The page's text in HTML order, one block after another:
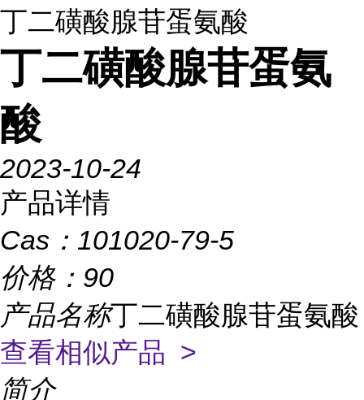
丁二磺酸腺苷蛋氨酸
丁二磺酸腺苷蛋氨
酸
2023-10-24
产品详情
Cas： 101020-79-5
价格： 90
产品名称丁二磺酸腺苷蛋氨酸
查看相似产品 >
简介